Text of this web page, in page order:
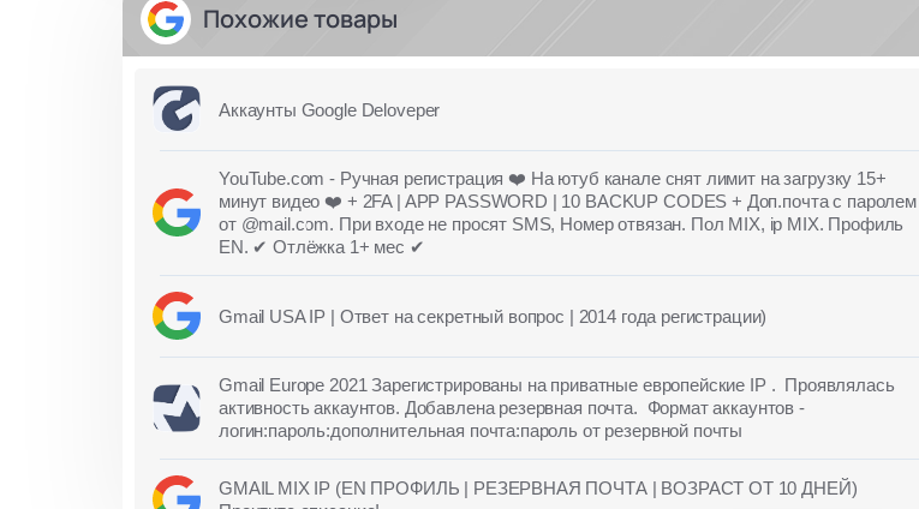
Похожие товары
Аккаунты Google Deloveper
YouTube.com - Ручная регистрация ❤️ На ютуб канале снят лимит на загрузку 15+
минут видео ❤️ + 2FA | APP PASSWORD | 10 BACKUP CODES + Доп.почта с паролем
от @mail.com. При входе не просят SMS, Номер отвязан. Пол MIX, ip MIX. Профиль
EN. ✔ Отлёжка 1+ мес ✔
Gmail USA IP | Ответ на секретный вопрос | 2014 года регистрации)
Gmail Europe 2021 Зарегистрированы на приватные европейские IP . Проявлялась
активность аккаунтов. Добавлена резервная почта. Формат аккаунтов -
логин:пароль:дополнительная почта:пароль от резервной почты
GMAIL MIX IP (EN ПРОФИЛЬ | РЕЗЕРВНАЯ ПОЧТА | ВОЗРАСТ ОТ 10 ДНЕЙ)